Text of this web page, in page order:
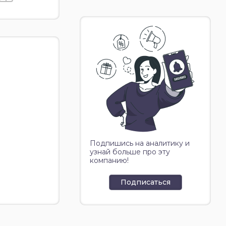
Подпишись на аналитику и
узнай больше про эту
компанию!
Подписаться